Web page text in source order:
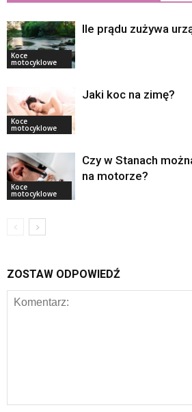
Koce
motocyklowe
Ile prądu zużywa
Koce
motocyklowe
Jaki koc na zimę?
Koce
motocyklowe
Czy w Stanach
na motorze?
ZOSTAW ODPOWIEDŹ